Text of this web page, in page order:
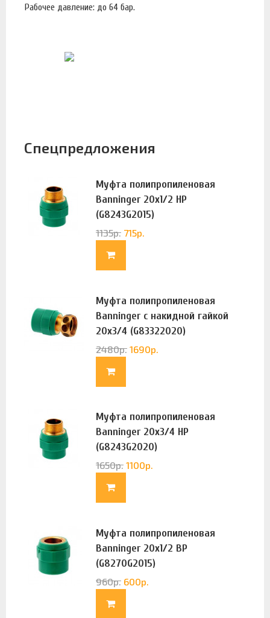
Рабочее давление: до 64 бар.
Спецпредложения
Муфта полипропиленовая
Banninger 20х1/2 НР
(G8243G2015)
1135р. 715р.
Муфта полипропиленовая
Banninger с накидной гайкой
20х3/4 (G83322020)
2480р. 1690р.
Муфта полипропиленовая
Banninger 20х3/4 НР
(G8243G2020)
1650р. 1100р.
Муфта полипропиленовая
Banninger 20х1/2 ВР
(G8270G2015)
960р. 600р.